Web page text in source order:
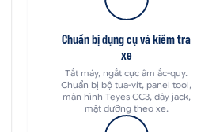
Chuẩn bị dụng cụ và kiểm tra
xe
Tắt máy, ngắt cực âm ắc-quy.
Chuẩn bị bộ tua-vít, panel tool,
màn hình Teyes CC3, dây jack,
mặt dưỡng theo xe.